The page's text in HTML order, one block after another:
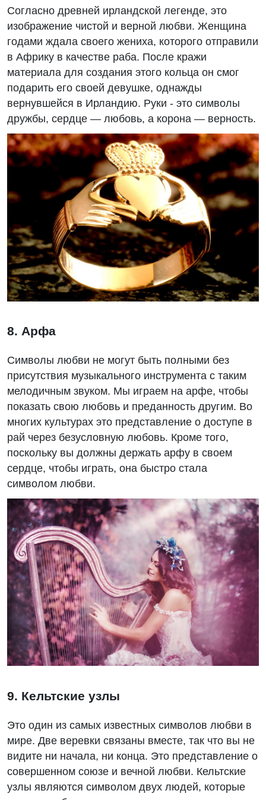
Согласно древней ирландской легенде, это
изображение чистой и верной любви. Женщина
годами ждала своего жениха, которого отправили
в Африку в качестве раба. После кражи
материала для создания этого кольца он смог
подарить его своей девушке, однажды
вернувшейся в Ирландию. Руки - это символы
дружбы, сердце — любовь, а корона — верность.
8. Арфа
Символы любви не могут быть полными без
присутствия музыкального инструмента с таким
мелодичным звуком. Мы играем на арфе, чтобы
показать свою любовь и преданность другим. Во
многих культурах это представление о доступе в
рай через безусловную любовь. Кроме того,
поскольку вы должны держать арфу в своем
сердце, чтобы играть, она быстро стала
символом любви.
9. Кельтские узлы
Это один из самых известных символов любви в
мире. Две веревки связаны вместе, так что вы не
видите ни начала, ни конца. Это представление о
совершенном союзе и вечной любви. Кельтские
узлы являются символом двух людей, которые